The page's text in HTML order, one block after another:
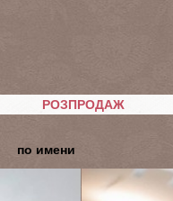
РОЗПРОДАЖ
по имени